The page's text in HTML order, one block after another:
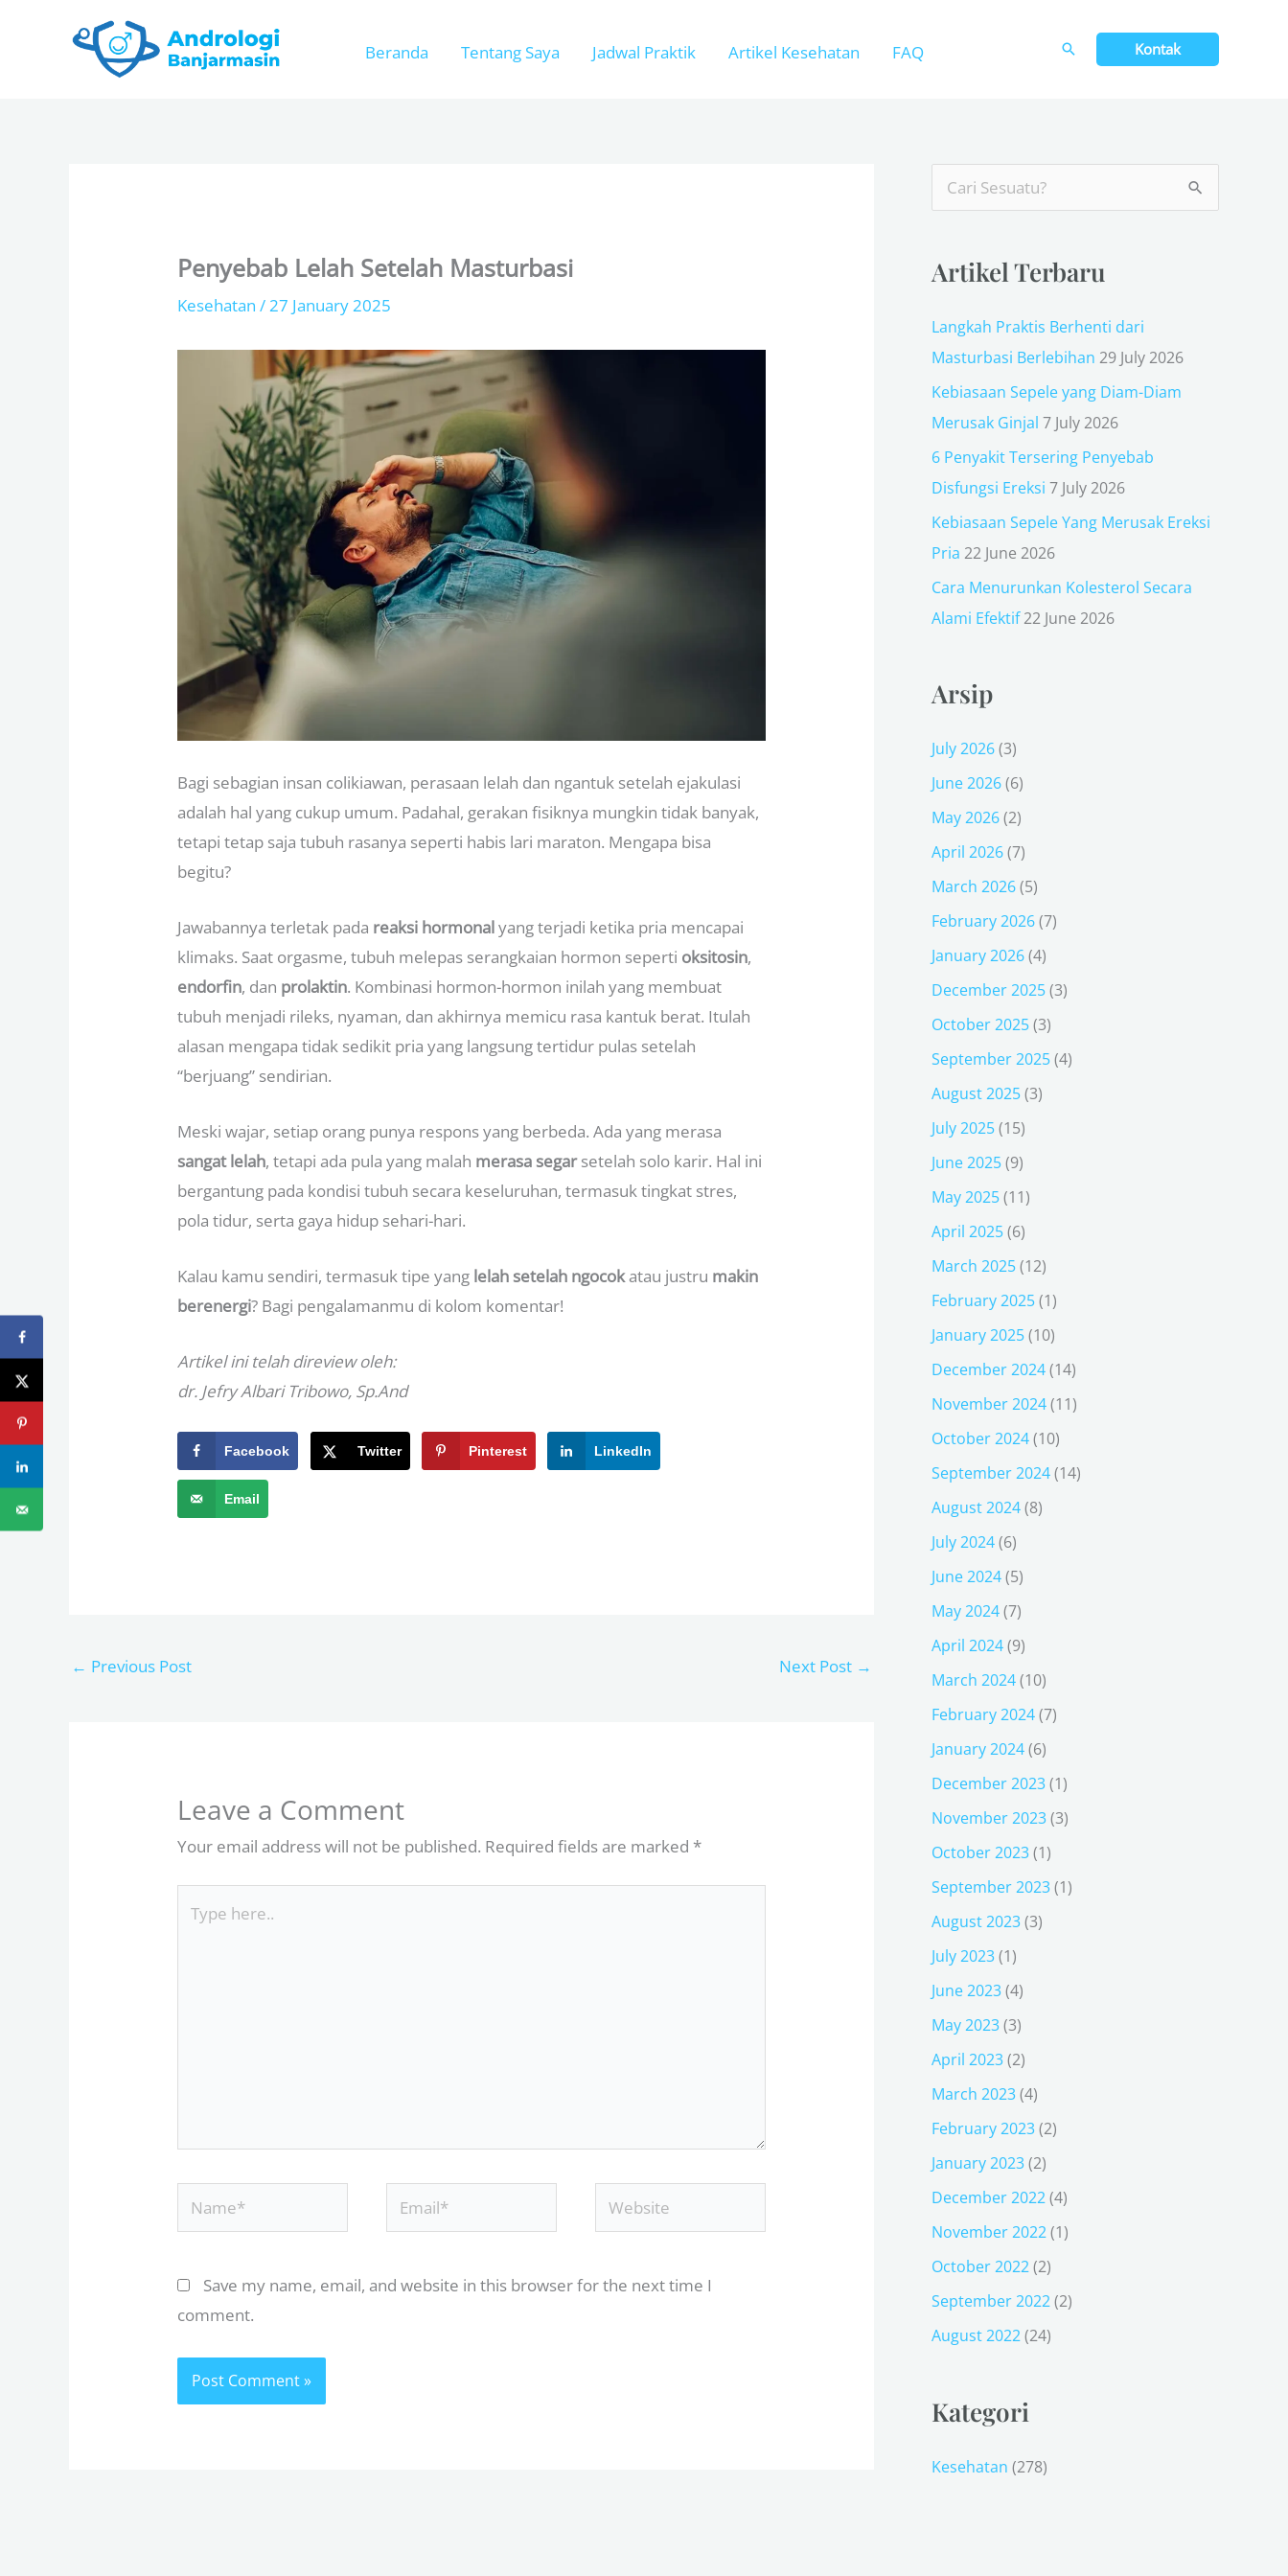
Beranda Tentang Saya Jadwal Praktik Artikel Kesehatan FAQ Kontak
Penyebab Lelah Setelah Masturbasi
Kesehatan /27 January 2025
Bagi sebagian insan colikiawan, perasaan lelah dan ngantuk setelah ejakulasi
adalah hal yang cukup umum. Padahal, gerakan fisiknya mungkin tidak banyak,
tetapi tetap saja tubuh rasanya seperti habis lari maraton. Mengapa bisa
begitu?
Jawabannya terletak pada reaksi hormonalyang terjadi ketika pria mencapai
klimaks. Saat orgasme, tubuh melepas serangkaian hormon seperti oksitosin,
endorfin, dan prolaktin. Kombinasi hormon-hormon inilah yang membuat
tubuh menjadi rileks, nyaman, dan akhirnya memicu rasa kantuk berat. Itulah
alasan mengapa tidak sedikit pria yang langsung tertidur pulas setelah
“berjuang” sendirian.
Meski wajar, setiap orang punya respons yang berbeda. Ada yang merasa
sangat lelah, tetapi ada pula yang malah merasa segarsetelah solo karir. Hal ini
bergantung pada kondisi tubuh secara keseluruhan, termasuk tingkat stres,
pola tidur, serta gaya hidup sehari-hari.
Kalau kamu sendiri, termasuk tipe yang lelah setelah ngocokatau justru makin
berenergi? Bagi pengalamanmu di kolom komentar!
Artikel ini telah direview oleh:
dr. Jefry Albari Tribowo, Sp.And
Facebook Twitter Pinterest LinkedIn
Email
← Previous Post Next Post →
Leave a Comment
Your email address will not be published. Required fields are marked*
here..
Name* Email* Website
Save my name, email, and website in this browser for the next time I
comment.
r
:
Artikel Terbaru
Langkah Praktis Berhenti dari
Masturbasi Berlebihan 29 July 2026
Kebiasaan Sepele yang Diam-Diam
Merusak Ginjal 7 July 2026
6 Penyakit Tersering Penyebab
Disfungsi Ereksi 7 July 2026
Kebiasaan Sepele Yang Merusak Ereksi
Pria 22 June 2026
Cara Menurunkan Kolesterol Secara
Alami Efektif22 June 2026
Arsip
July 2026(3)
June 2026(6)
May 2026(2)
April 2026(7)
March 2026(5)
February 2026(7)
January 2026(4)
December 2025(3)
October 2025(3)
September 2025(4)
August 2025(3)
July 2025(15)
June 2025(9)
May 2025(11)
April 2025(6)
March 2025(12)
February 2025(1)
January 2025(10)
December 2024(14)
November 2024(11)
October 2024(10)
September 2024(14)
August 2024(8)
July 2024(6)
June 2024(5)
May 2024(7)
April 2024(9)
March 2024(10)
February 2024(7)
January 2024(6)
December 2023(1)
November 2023(3)
October 2023(1)
September 2023(1)
August 2023(3)
July 2023(1)
June 2023(4)
May 2023(3)
April 2023(2)
March 2023(4)
February 2023(2)
January 2023(2)
December 2022(4)
November 2022(1)
October 2022(2)
September 2022(2)
August 2022(24)
Kategori
Kesehatan (278)